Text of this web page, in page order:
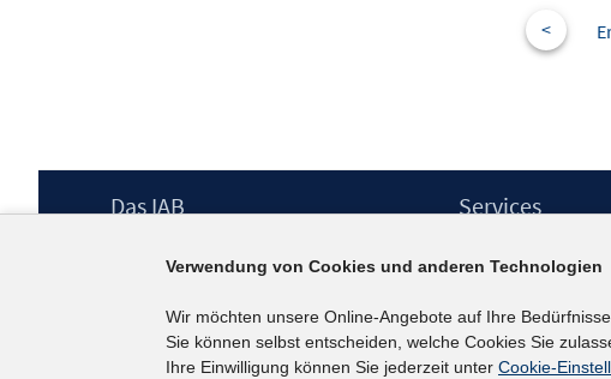
<
Footer
Das IAB
Berufsforschung (IAB) – unser Leitbild
Institutsleitung
Graduiertenprogramm
Befragungen
Services
IAB-Newsletter
Kontakt
Verwendung von Cookies und anderen Technologien
Wir möchten unsere Online-Angebote auf Ihre
Sie können selbst entscheiden, welche Cookies Sie
Ihre Einwilligung können Sie jederzeit unter Cookie-